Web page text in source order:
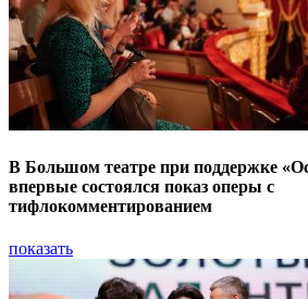
В Большом театре при поддержке
впервые состоялся показ оперы с
тифлокомментированием
показать